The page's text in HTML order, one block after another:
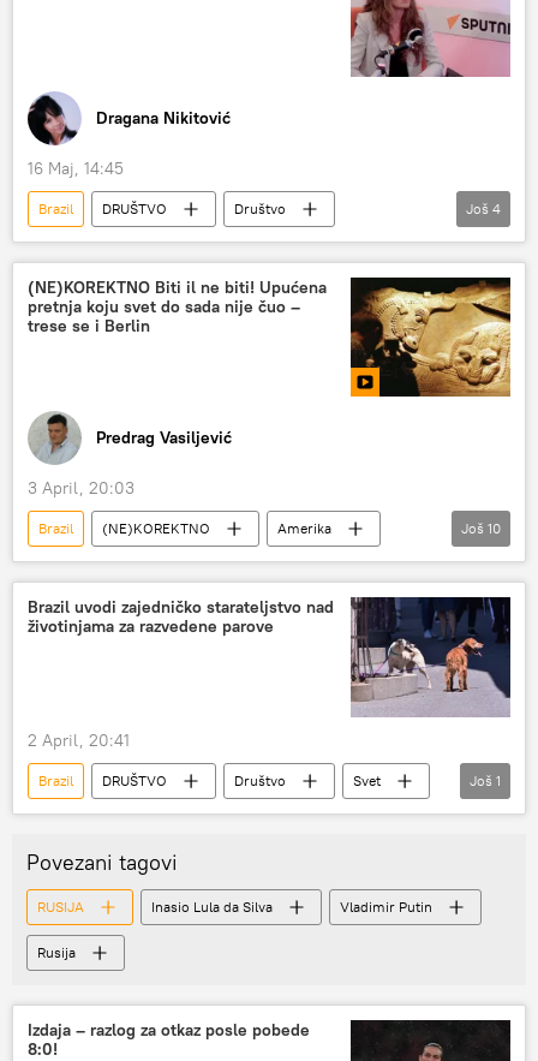
Dragana Nikitović
16 Maj, 14:45
Brazil DRUŠTVO
Društvo
medicina
hirurgija
plastična hirurgija
Hirurg Zdravlje
Još 4
(NE)KOREKTNO Biti il ne biti! Upućena
pretnja koju svet do sada nije čuo –
trese se i Berlin
Predrag Vasiljević
3 April, 20:03
Brazil (NE)KOREKTNO
Amerika
Donald Tramp
Iran
Sukob na Bliskom istoku
Emanuel Makron
Francuska
Nemačka
Fridrih Merc
Još 10
Brazil uvodi zajedničko starateljstvo nad
životinjama za razvedene parove
2 April, 20:41
Brazil DRUŠTVO Društvo
Svet
kućni ljubimci
Još 1
Povezani tagovi
RUSIJA Inasio Lula da Silva Vladimir Putin
Rusija
Izdaja – razlog za otkaz posle pobede
8:0!